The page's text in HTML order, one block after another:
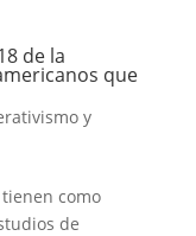
de la
que
y
como
de